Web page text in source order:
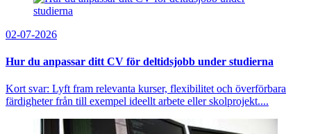
02-07-2026
Hur du anpassar ditt CV för deltidsjobb under studierna
Kort svar: Lyft fram relevanta kurser, flexibilitet och överförbara
färdigheter från till exempel ideellt arbete eller skolprojekt....